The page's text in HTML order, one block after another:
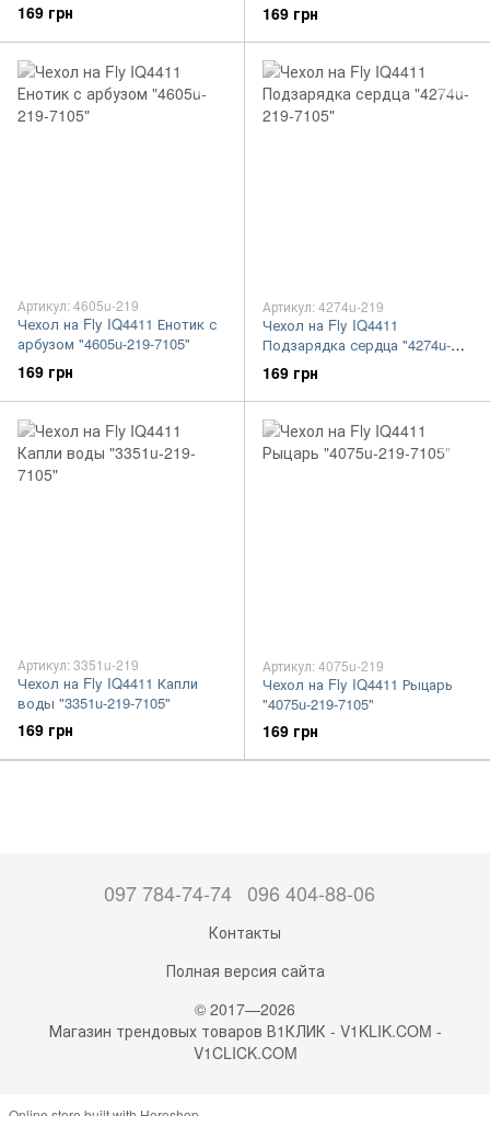
169 грн 169 грн
Артикул: 4605u-219
Чехол на Fly IQ4411 Енотик с
арбузом "4605u-219-7105"
169 грн
Артикул: 4274u-219
Чехол на Fly IQ4411
Подзарядка сердца "4274u-
219-7105"
169 грн
Артикул: 3351u-219
Чехол на Fly IQ4411 Капли
воды "3351u-219-7105"
169 грн
Артикул: 4075u-219
Чехол на Fly IQ4411 Рыцарь
"4075u-219-7105"
169 грн
097 784-74-74 096 404-88-06
Контакты
Полная версия сайта
© 2017—2026
Магазин трендовых товаров В1КЛИК - V1KLIK.COM -
V1CLICK.COM
Online store built with Horoshop